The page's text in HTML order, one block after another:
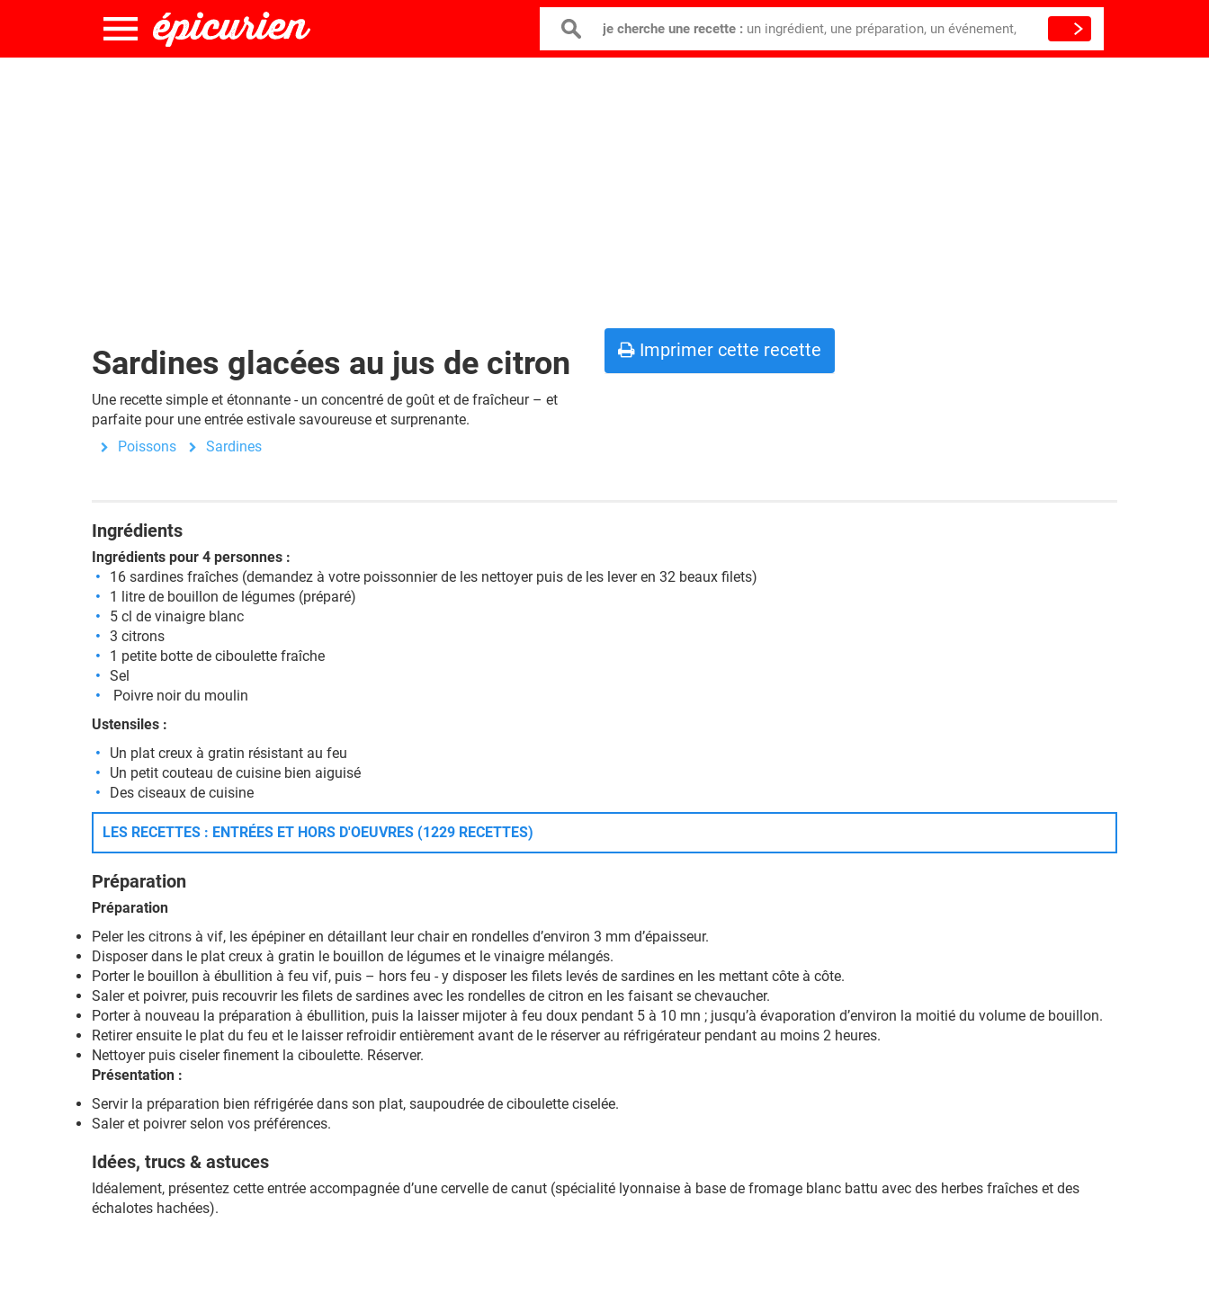
je cherche une recette : un ingrédient, une préparation, un événement,
Sardines glacées au jus de citron
Une recette simple et étonnante - un concentré de goût et de fraîcheur – et
parfaite pour une entrée estivale savoureuse et surprenante.
Poissons
Sardines
Imprimer cette recette
Ingrédients
Ingrédients pour 4 personnes :
16 sardines fraîches (demandez à votre poissonnier de les nettoyer puis de les lever en 32 beaux filets)
1 litre de bouillon de légumes (préparé)
5 cl de vinaigre blanc
3 citrons
1 petite botte de ciboulette fraîche
Sel
Poivre noir du moulin
Ustensiles :
Un plat creux à gratin résistant au feu
Un petit couteau de cuisine bien aiguisé
Des ciseaux de cuisine
LES RECETTES : ENTRÉES ET HORS D'OEUVRES (1229 RECETTES)
Préparation
Préparation
Peler les citrons à vif, les épépiner en détaillant leur chair en rondelles d’environ 3 mm d’épaisseur.
Disposer dans le plat creux à gratin le bouillon de légumes et le vinaigre mélangés.
Porter le bouillon à ébullition à feu vif, puis – hors feu - y disposer les filets levés de sardines en les mettant côte à côte.
Saler et poivrer, puis recouvrir les filets de sardines avec les rondelles de citron en les faisant se chevaucher.
Porter à nouveau la préparation à ébullition, puis la laisser mijoter à feu doux pendant 5 à 10 mn ; jusqu’à évaporation d’environ la moitié du volume de bouillon.
Retirer ensuite le plat du feu et le laisser refroidir entièrement avant de le réserver au réfrigérateur pendant au moins 2 heures.
Nettoyer puis ciseler finement la ciboulette. Réserver.
Présentation :
Servir la préparation bien réfrigérée dans son plat, saupoudrée de ciboulette ciselée.
Saler et poivrer selon vos préférences.
Idées, trucs & astuces
Idéalement, présentez cette entrée accompagnée d’une cervelle de canut (spécialité lyonnaise à base de fromage blanc battu avec des herbes fraîches et des
échalotes hachées).